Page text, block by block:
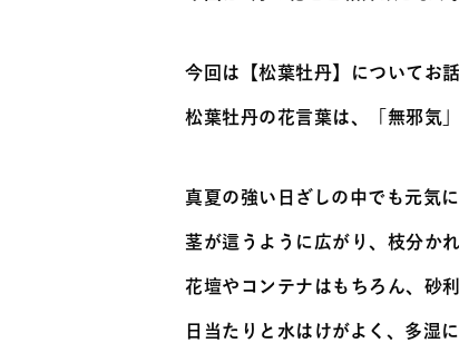
今回は【松葉牡丹】についてお話
松葉牡丹の花言葉は、「無邪気」
真夏の強い日ざしの中でも元気
茎が這うように広がり、枝分か
花壇やコンテナはもちろん、砂
日当たりと水はけがよく、多湿